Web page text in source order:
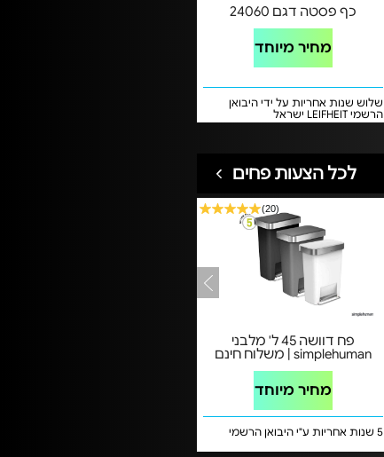
כף פסטה דגם 24060
מחיר מיוחד
שלוש שנות אחריות על ידי היבואן
הרשמי LEIFHEIT ישראל
לכל הצעות פחים
(20)
פח דוושה 45 ל' מלבני
simplehuman | משלוח חינם
מחיר מיוחד
5 שנות אחריות ע"י היבואן הרשמי